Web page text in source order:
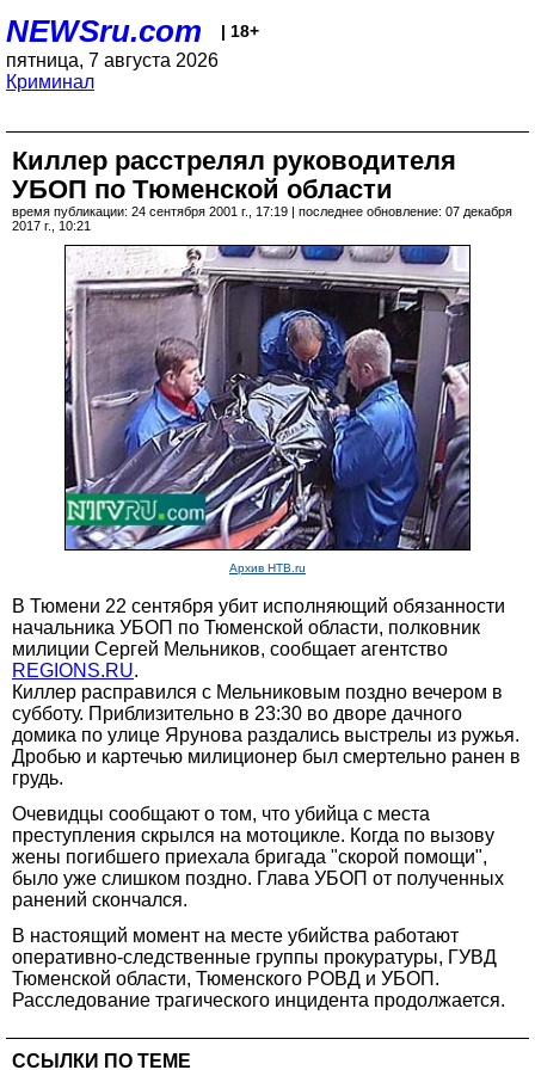
NEWSru.com | 18+
пятница, 7 августа 2026
Криминал
Киллер расстрелял руководителя
УБОП по Тюменской области
время публикации: 24 сентября 2001 г., 17:19 | последнее обновление: 07 декабря
2017 г., 10:21
Архив НТВ.ru
В Тюмени 22 сентября убит исполняющий обязанности
начальника УБОП по Тюменской области, полковник
милиции Сергей Мельников, сообщает агентство
REGIONS.RU.
Киллер расправился с Мельниковым поздно вечером в
субботу. Приблизительно в 23:30 во дворе дачного
домика по улице Ярунова раздались выстрелы из ружья.
Дробью и картечью милиционер был смертельно ранен в
грудь.
Очевидцы сообщают о том, что убийца с места
преступления скрылся на мотоцикле. Когда по вызову
жены погибшего приехала бригада "скорой помощи",
было уже слишком поздно. Глава УБОП от полученных
ранений скончался.
В настоящий момент на месте убийства работают
оперативно-следственные группы прокуратуры, ГУВД
Тюменской области, Тюменского РОВД и УБОП.
Расследование трагического инцидента продолжается.
ССЫЛКИ ПО ТЕМЕ